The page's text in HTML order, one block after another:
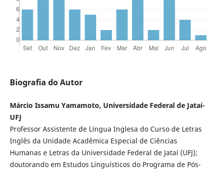
Biografia do Autor
Márcio Issamu Yamamoto, Universidade Federal de Jataí-
UFJ
Professor Assistente de Língua Inglesa do Curso de Letras
Inglês da Unidade Acadêmica Especial de Ciências
Humanas e Letras da Universidade Federal de Jataí (UFJ);
doutorando em Estudos Linguísticos do Programa de Pós-